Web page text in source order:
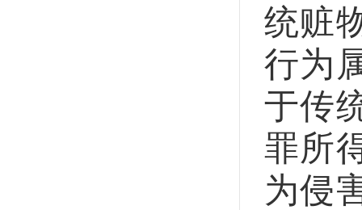
统赃
行为
于传
罪所
为侵